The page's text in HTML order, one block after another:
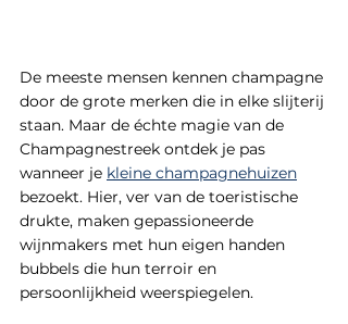
De meeste mensen kennen champagne
door de grote merken die in elke slijterij
staan. Maar de échte magie van de
Champagnestreek ontdek je pas
wanneer je kleine champagnehuizen
bezoekt. Hier, ver van de toeristische
drukte, maken gepassioneerde
wijnmakers met hun eigen handen
bubbels die hun terroir en
persoonlijkheid weerspiegelen.